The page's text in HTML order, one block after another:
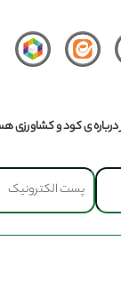
درباره ی کود و کشاورزی